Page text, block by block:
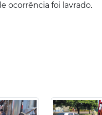
ocorrência foi lavrado.